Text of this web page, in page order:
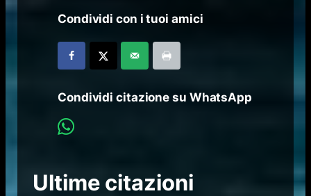
Condividi con i tuoi amici
Condividi citazione su WhatsApp
Ultime citazioni